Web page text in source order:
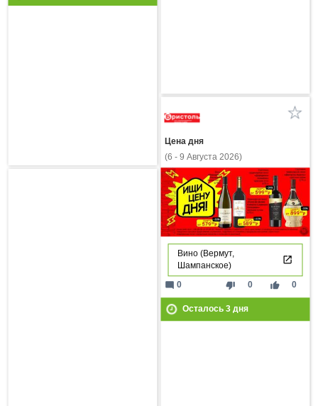
Цена дня
(6 - 9 Августа 2026)
Вино (Вермут,
Шампанское)
thumb_down 0 thumb_up 0
mode_comment 0
Осталось 3дня